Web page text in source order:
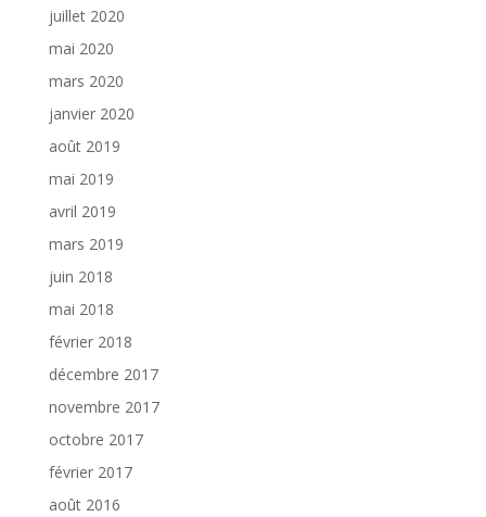
juillet 2020
mai 2020
mars 2020
janvier 2020
août 2019
mai 2019
avril 2019
mars 2019
juin 2018
mai 2018
février 2018
décembre 2017
novembre 2017
octobre 2017
février 2017
août 2016